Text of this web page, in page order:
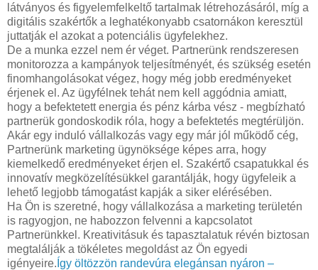
látványos és figyelemfelkeltő tartalmak létrehozásáról, míg a
digitális szakértők a leghatékonyabb csatornákon keresztül
juttatják el azokat a potenciális ügyfelekhez.
De a munka ezzel nem ér véget. Partnerünk rendszeresen
monitorozza a kampányok teljesítményét, és szükség esetén
finomhangolásokat végez, hogy még jobb eredményeket
érjenek el. Az ügyfélnek tehát nem kell aggódnia amiatt,
hogy a befektetett energia és pénz kárba vész - megbízható
partnerük gondoskodik róla, hogy a befektetés megtérüljön.
Akár egy induló vállalkozás vagy egy már jól működő cég,
Partnerünk marketing ügynöksége képes arra, hogy
kiemelkedő eredményeket érjen el. Szakértő csapatukkal és
innovatív megközelítésükkel garantálják, hogy ügyfeleik a
lehető legjobb támogatást kapják a siker elérésében.
Ha Ön is szeretné, hogy vállalkozása a marketing területén
is ragyogjon, ne habozzon felvenni a kapcsolatot
Partnerünkkel. Kreativitásuk és tapasztalatuk révén biztosan
megtalálják a tökéletes megoldást az Ön egyedi
igényeire. Így öltözzön randevúra elegánsan nyáron –